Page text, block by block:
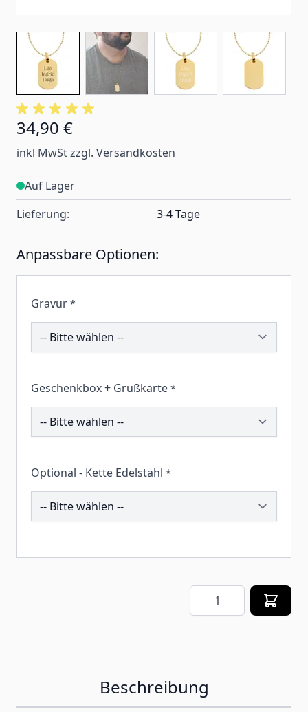
34,90 €
inkl MwSt zzgl. Versandkosten
Auf Lager
Lieferung:
3-4 Tage
Anpassbare Optionen:
Gravur *
200757
Geschenkbox + Grußkarte *
259974
Optional - Kette Edelstahl *
202892
Menge
Beschreibung